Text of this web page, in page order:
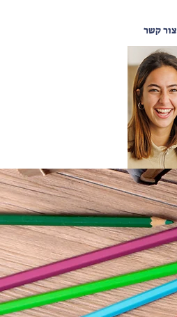
צור קשר